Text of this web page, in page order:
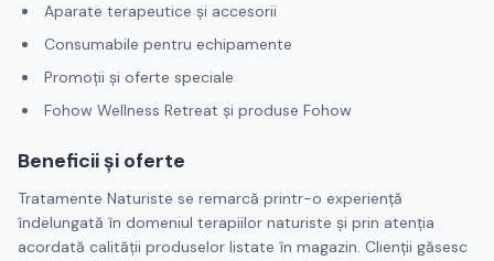
Aparate terapeutice și accesorii
Consumabile pentru echipamente
Promoții și oferte speciale
Fohow Wellness Retreat și produse Fohow
Beneficii și oferte
Tratamente Naturiste se remarcă printr-o experiență
îndelungată în domeniul terapiilor naturiste și prin atenția
acordată calității produselor listate în magazin. Clienții găsesc